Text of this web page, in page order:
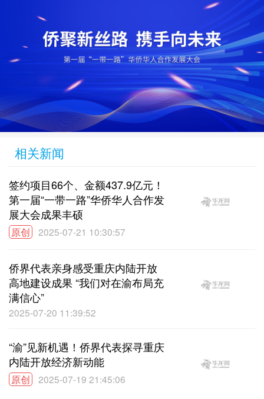
相关新闻
签约项目66个、金额437.9亿元！
第一届“一带一路”华侨华人合作发
展大会成果丰硕
原创 2025-07-21 10:30:57
侨界代表亲身感受重庆内陆开放
高地建设成果 “我们对在渝布局充
满信心”
2025-07-20 11:39:52
“渝”见新机遇！侨界代表探寻重庆
内陆开放经济新动能
原创 2025-07-19 21:45:06